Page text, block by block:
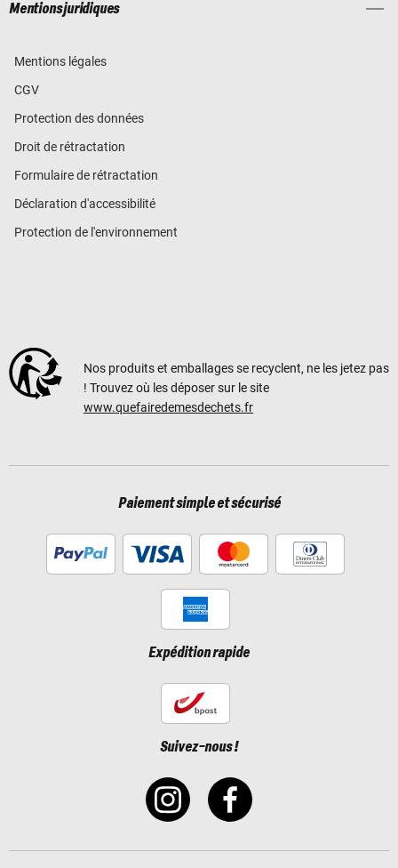
Mentions juridiques
Mentions légales
CGV
Protection des données
Droit de rétractation
Formulaire de rétractation
Déclaration d'accessibilité
Protection de l'environnement
Nos produits et emballages se recyclent, ne les jetez pas
! Trouvez où les déposer sur le site
www.quefairedemesdechets.fr
Paiement simple et sécurisé
Expédition rapide
Suivez-nous !